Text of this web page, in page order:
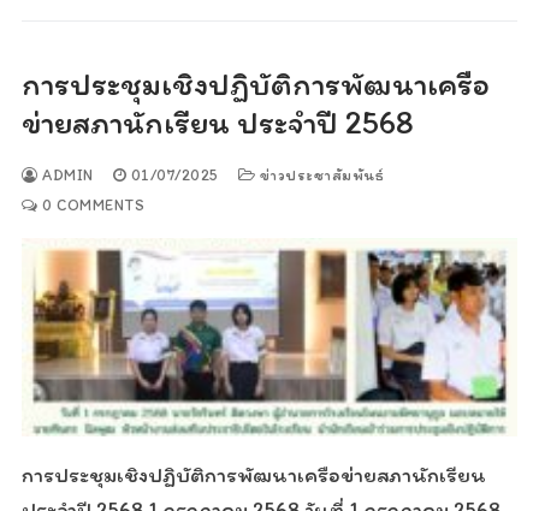
การประชุมเชิงปฏิบัติการพัฒนาเครือ
ข่ายสภานักเรียน ประจำปี 2568
ADMIN 01/07/2025
ข่าวประชาสัมพันธ์
0 COMMENTS
การประชุมเชิงปฏิบัติการพัฒนาเครือข่ายสภานักเรียน